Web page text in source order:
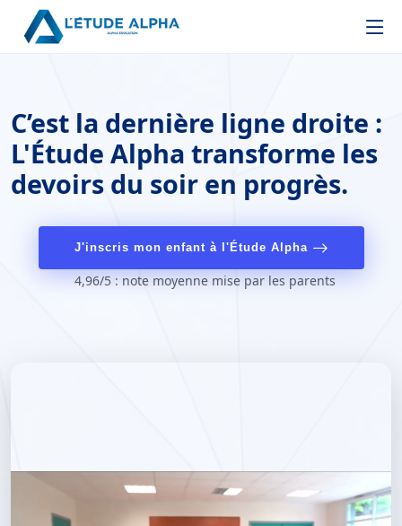
C’est la dernière ligne droite :
L'Étude Alpha transforme les
devoirs du soir en progrès.
J'inscris mon enfant à l'Étude Alpha
4,96/5 : note moyenne mise par les parents